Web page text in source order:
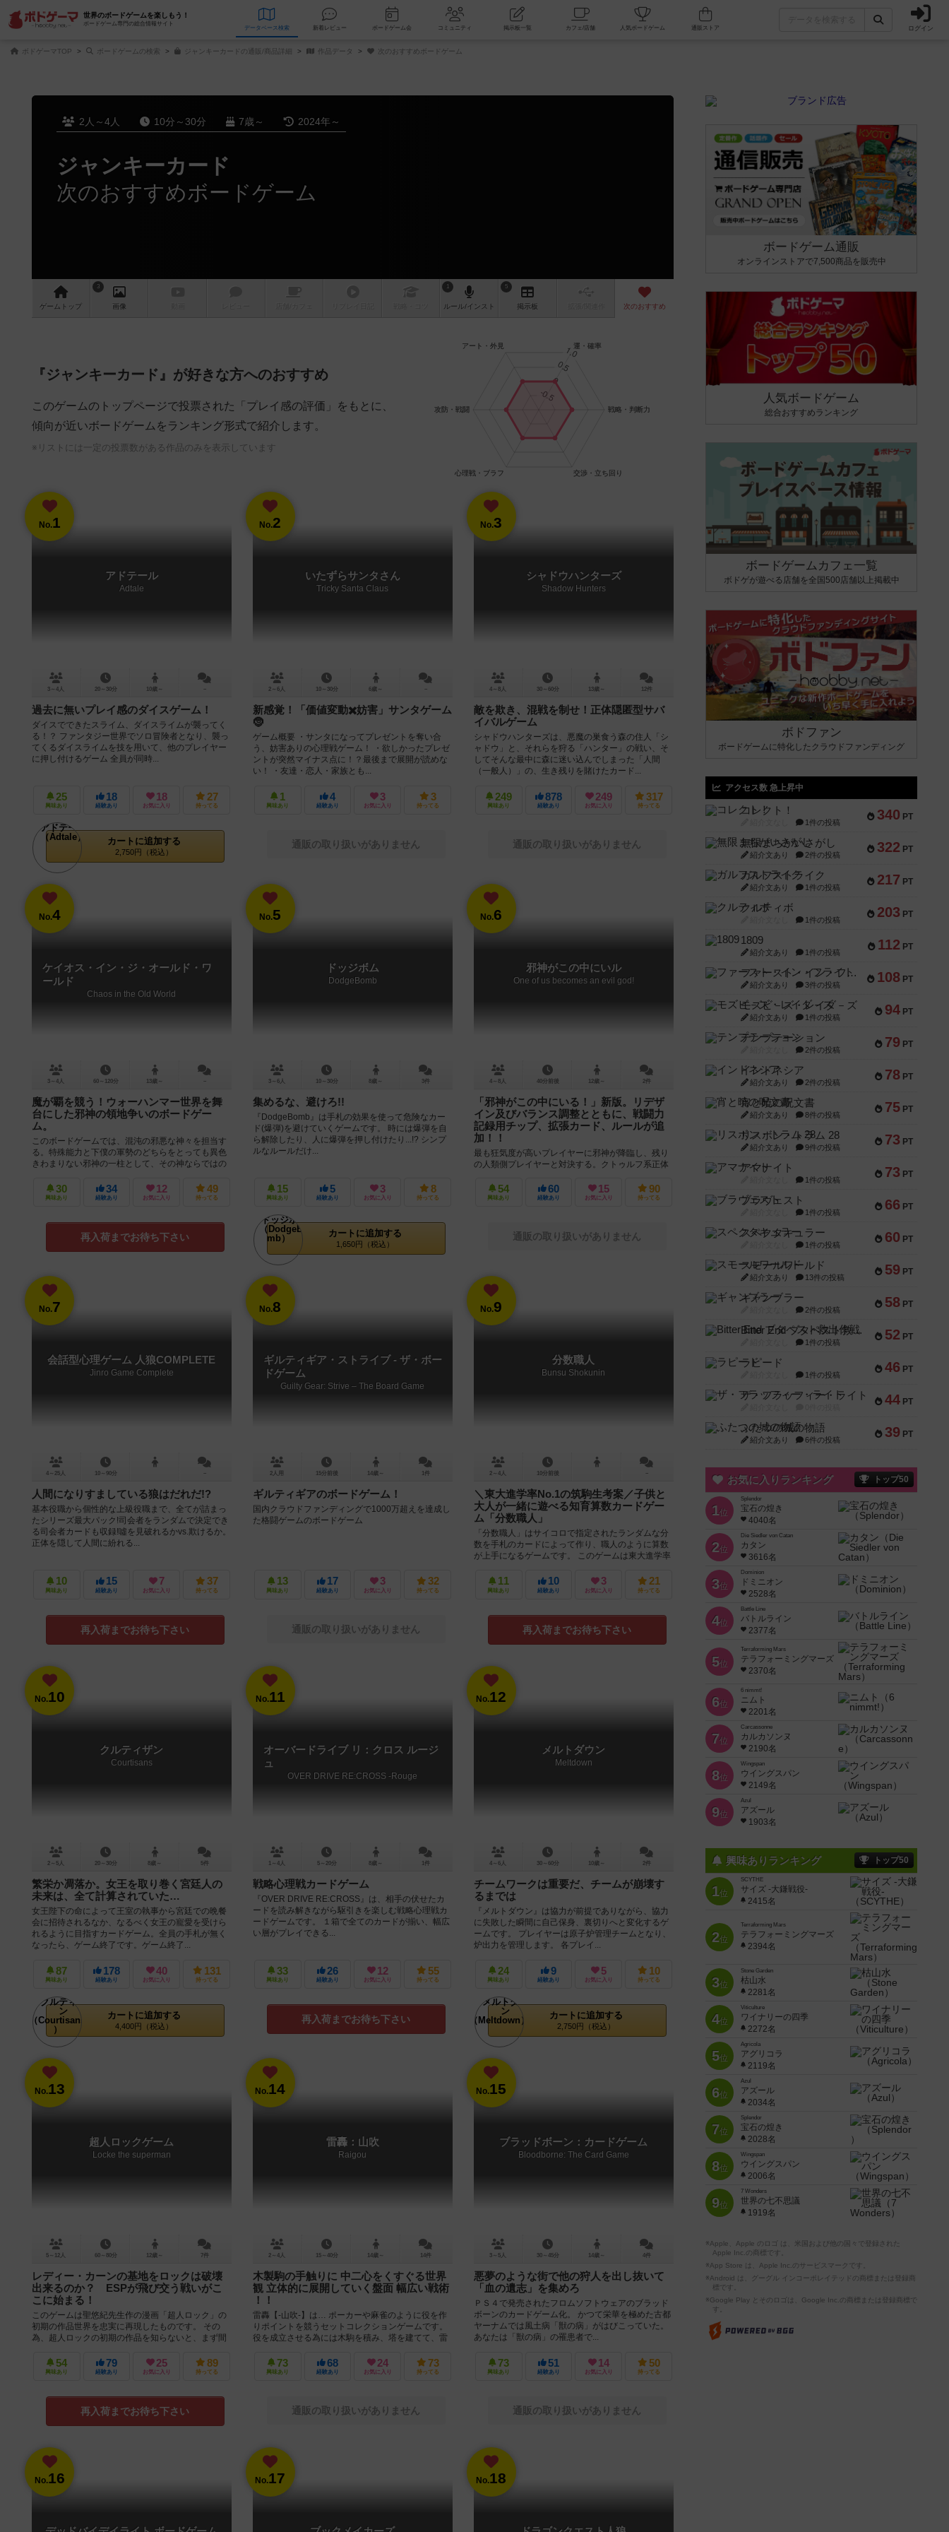
世界のボードゲームを楽しもう！
ボードゲーム専門の総合情報サイト
データベース 検索 新着レビュー ボードゲーム会 コミュニティ 掲示板一覧 カフェ/店舗 人気ボードゲーム ログイン
ボドゲーマTOP ボードゲームの検索 ジャンキーカードの通販/商品詳細 作品データ 次のおすすめボードゲーム
2人～4人 10分～30分 7歳～ 2024年～
ジャンキーカード
次のおすすめボードゲーム
ゲーム トップ
3
画像
1
ルール/インスト
5
掲示板 次のおすすめ
『ジャンキーカード』が好きな方へのおすすめ
このゲームのトップページで投票された「プレイ感の評価」をもとに、
傾向が近いボードゲームをランキング形式で紹介します。
※リストには一定の投票数がある作品のみを表示しています
No.1
アドテール
Adtale
3～4人 20～30分 10歳～ －
過去に無いプレイ感のダイスゲーム！
ダイスでできたスライム、ダイスライムが襲ってく
る！？ ファンタジー世界でソロ冒険者となり、襲っ
てくるダイスライムを技を用いて、他のプレイヤー
に押し付けるゲーム 全員が同時...
25
興味あり
18
経験あり
18
お気に入り
27
持ってる
カートに追加する
2,750円（税込）
No.2
いたずらサンタさん
Tricky Santa Claus
2～6人 10～30分 6歳～ －
新感覚！「価値変動✖️妨害」サンタゲーム
🤶
ゲーム概要 ・サンタになってプレゼントを奪い合
う、妨害ありの心理戦ゲーム！ ・欲しかったプレゼ
ントが突然マイナス点に！？最後まで展開が読めな
い！ ・友達・恋人・家族とも...
1
興味あり
4
経験あり
3
お気に入り
3
持ってる
通販の取り扱いがありません
No.3
シャドウハンターズ
Shadow Hunters
4～8人 30～60分 13歳～ 12件
敵を欺き、混戦を制せ！正体隠匿型サバ
イバルゲーム
シャドウハンターズは、悪魔の巣食う森の住人「シ
ャドウ」と、それらを狩る「ハンター」の戦い、そ
してそんな最中に森に迷い込んでしまった「人間
（一般人）」の、生き残りを賭けたカード...
249
興味あり
878
経験あり
249
お気に入り
317
持ってる
通販の取り扱いがありません
No.4
ケイオス・イン・ジ・オールド・ワ
ールド
Chaos in the Old World
3～4人 60～120分 13歳～ －
魔が覇を競う！ウォーハンマー世界を舞
台にした邪神の領地争いのボードゲー
ム。
このボードゲームでは、混沌の邪悪な神々を担当す
る。特殊能力と下僕の軍勢のどちらをとっても異色
きわまりない邪神の一柱として、その神ならではの
30
興味あり
34
経験あり
12
お気に入り
49
持ってる
再入荷までお待ち下さい
No.5
ドッジボム
DodgeBomb
3～6人 10～30分 8歳～ 3件
集めるな、避けろ!!
『DodgeBomb』は手札の効果を使って危険なカー
ド(爆弾)を避けていくゲームです。 時には爆弾を自
ら解除したり、人に爆弾を押し付けたり...!? シンプ
ルなルールだけ...
15
興味あり
5
経験あり
3
お気に入り
8
持ってる
カートに追加する
1,650円（税込）
No.6
邪神がこの中にいル
One of us becomes an evil god!
4～8人 40分前後 12歳～ 2件
「邪神がこの中にいる！」新版。リデザ
イン及びバランス調整とともに、戦闘力
記録用チップ、拡張カード、ルールが追
加！！
最も狂気度が高いプレイヤーに邪神が降臨し、残り
の人類側プレイヤーと対決する。クトゥルフ系正体
復活。 カードのリデザイン、ゲーム...
54
興味あり
60
経験あり
15
お気に入り
90
持ってる
通販の取り扱いがありません
No.7
会話型心理ゲーム 人狼COMPLETE
Jinro Game Complete
4～25人 10～90分 －
人間になりすましている狼はだれだ!?
基本役職から個性的な上級役職まで、全てが詰まっ
たシリーズ最大パック!司会者をランダムで決定でき
る司会者カードも収録!噓を見破れるかvs.欺けるか。
正体を隠して人間に紛れる...
10
興味あり
15
経験あり
7
お気に入り
37
持ってる
再入荷までお待ち下さい
No.8
ギルティギア・ストライブ - ザ・ボー
ドゲーム
Guilty Gear: Strive – The Board Game
2人用 15分前後 14歳～ 1件
ギルティギアのボードゲーム！
国内クラウドファンディングで1000万超えを達成し
た格闘ゲームのボードゲーム
13
興味あり
17
経験あり
3
お気に入り
32
持ってる
通販の取り扱いがありません
No.9
分数職人
Bunsu Shokunin
2～4人 10分前後 －
＼東大進学率No.1の筑駒生考案／子供と
大人が一緒に遊べる知育算数カードゲー
ム「分数職人」
「分数職人」はサイコロで指定されたランダムな分
数を手札のカードによって作り、職人のように算数
が上手になるゲームです。 このゲームは東大進学率
11
興味あり
10
経験あり
3
お気に入り
21
持ってる
再入荷までお待ち下さい
No.10
クルティザン
Courtisans
2～5人 20～30分 8歳～ 5件
繁栄か凋落か。女王を取り巻く宮廷人の
未来は、全て計算されていた…
女王陛下の命によって王室の執事から宮廷での晩餐
会に招待されるなか、なるべく女王の寵愛を受けら
れるように目指すカードゲーム。全員の手札が無く
なったら、ゲーム終了です。ゲーム終了...
87
興味あり
178
経験あり
40
お気に入り
131
持ってる
カートに追加する
4,400円（税込）
No.11
オーバードライブ リ：クロス ルージ
ュ
OVER DRIVE RE:CROSS -Rouge
1～4人 5～20分 8歳～ 1件
戦略心理戦カードゲーム
『OVER DRIVE RE:CROSS』は、相手の伏せたカ
ードを読み解きながら駆引きを楽しむ戦略心理戦カ
ードゲームです。 １箱で全てのカードが揃い、幅広
い層がプレイできる...
33
興味あり
26
経験あり
12
お気に入り
55
持ってる
再入荷までお待ち下さい
No.12
メルトダウン
Meltdown
4～6人 30～60分 10歳～ 2件
チームワークは重要だ、チームが崩壊す
るまでは
『メルトダウン』は協力が前提でありながら、協力
に失敗した瞬間に自己保身、裏切りへと変化するゲ
ームです。 プレイヤーは原子炉管理チームとなり、
炉出力を管理します。 各プレイ...
24
興味あり
9
経験あり
5
お気に入り
10
持ってる
カートに追加する
2,750円（税込）
No.13
超人ロックゲーム
Locke the superman
5～12人 60～80分 12歳～ 7件
レディー・カーンの基地をロックは破壊
出来るのか？ ESPが飛び交う戦いがこ
こに始まる！
このゲームは聖悠紀先生作の漫画「超人ロック」の
初期の作品世界を忠実に再現したものです。 その
為、超人ロックの初期の作品を知らないと、まず間
54
興味あり
79
経験あり
25
お気に入り
89
持ってる
再入荷までお待ち下さい
No.14
雷轟：山吹
Raigou
2～4人 15～40分 14歳～ 14件
木製駒の手触りに 中二心をくすぐる世界
観 立体的に展開していく盤面 幅広い戦術
！！
雷轟【-山吹-】は… ポーカーや麻雀のように役を作
りポイントを競うセットコレクションゲームです。
役を成立させる為には木駒を積み、塔を建てて、雷
73
興味あり
68
経験あり
24
お気に入り
73
持ってる
通販の取り扱いがありません
No.15
ブラッドボーン：カードゲーム
Bloodborne: The Card Game
3～5人 30～45分 14歳～ 4件
悪夢のような街で他の狩人を出し抜いて
「血の遺志」を集めろ
ＰＳ４で発売されたフロムソフトウェアのブラッド
ボーンのカードゲーム化。 かつて栄華を極めた古都
ヤーナムでは風土病「獣の病」がはびこっていた。
あなたは「獣の病」の罹患者で...
73
興味あり
51
経験あり
14
お気に入り
50
持ってる
通販の取り扱いがありません
No.16 No.17 No.18
ボードゲーム通販
オンラインストアで7,500商品を販売中
人気ボードゲーム
総合おすすめランキング
ボードゲームカフェ一覧
ボドゲが遊べる店舗を全国500店舗以上掲載中
ボドファン
ボードゲームに特化したクラウドファンディング
アクセス数 急上昇中
340 PT
コレクト！
1件の投稿
322 PT
無限まちがいさがし
紹介文あり 2件の投稿
217 PT
ガルフストライク
紹介文あり 1件の投稿
203 PT
クルティボ
1件の投稿
112 PT
1809
紹介文あり 1件の投稿
108 PT
ファースト・イン・フライト
紹介文あり 3件の投稿
94 PT
モズビ－ズ・レイダ－ズ
紹介文あり 1件の投稿
79 PT
テンプテーション
2件の投稿
78 PT
インドネシア
紹介文あり 2件の投稿
75 PT
宵と暁の呪文書
紹介文あり 8件の投稿
73 PT
リスボン・トラム 28
紹介文あり 9件の投稿
73 PT
アマナイト
1件の投稿
66 PT
ブラヴェスト
1件の投稿
60 PT
スペクタキュラー
1件の投稿
59 PT
スモールワールド
紹介文あり 13件の投稿
58 PT
ギャンブラー
2件の投稿
52 PT
Bitter End ブタペスト救出作戦
1件の投稿
46 PT
ラピード
1件の投稿
44 PT
ザ・フラッフィー・ライト
39 PT
ふたつの城の物語
紹介文あり 6件の投稿
お気に入りランキング トップ50
1位
Splendor
宝石の煌き
4040名
2位
Die Siedler von Catan
カタン
3616名
3位
Dominion
ドミニオン
2528名
4位
Battle Line
バトルライン
2377名
5位
Terraforming Mars
テラフォーミングマーズ
2370名
6位
6 nimmt!
ニムト
2201名
7位
Carcassonne
カルカソンヌ
2190名
8位
Wingspan
ウイングスパン
2149名
9位
Azul
アズール
1903名
興味ありランキング トップ50
1位
SCYTHE
サイズ -大鎌戦役-
2415名
2位
Terraforming Mars
テラフォーミングマーズ
2394名
3位
Stone Garden
枯山水
2281名
4位
Viticulture
ワイナリーの四季
2272名
5位
Agricola
アグリコラ
2119名
6位
Azul
アズール
2034名
7位
Splendor
宝石の煌き
2028名
8位
Wingspan
ウイングスパン
2006名
9位
7 Wonders
世界の七不思議
1919名
※Apple、Apple のロゴ は、米国および他の国々で登録された
Apple Inc.の商標です。
※App Store は、Apple Inc.のサービスマークです。
※Android は、グーグル インコーポレイテッドの商標または登録商
標です。
※Google Play とそのロゴは、Google Inc.の商標または登録商標で
す。